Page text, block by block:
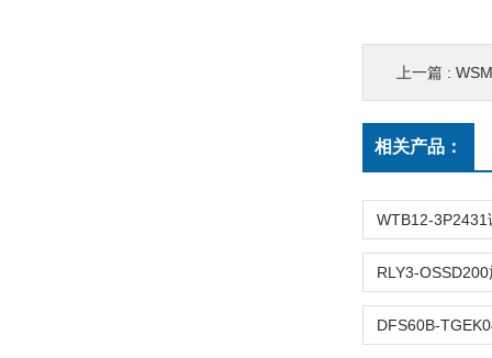
上一篇 :
相关产品：